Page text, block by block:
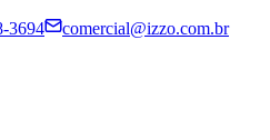
3694
comercial@izzo.com.br